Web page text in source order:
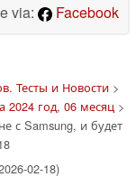
via:
Facebook
Тесты и Новости>
2024 год, 06 месяц>
с Samsung, и будет
02-18)